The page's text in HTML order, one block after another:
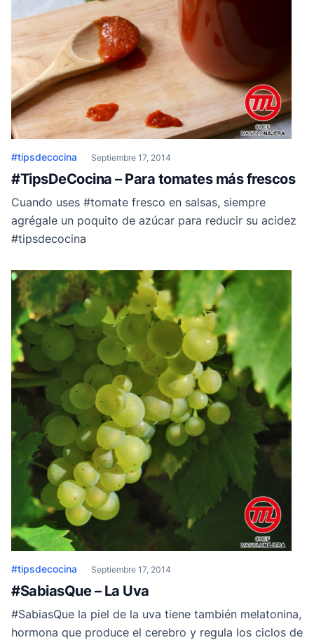
#tipsdecocina Septiembre 17, 2014
#TipsDeCocina – Para tomates más frescos
Cuando uses #tomate fresco en salsas, siempre
agrégale un poquito de azúcar para reducir su acidez
#tipsdecocina
#tipsdecocina Septiembre 17, 2014
#SabiasQue – La Uva
#SabiasQue la piel de la uva tiene también melatonina,
hormona que produce el cerebro y regula los ciclos de